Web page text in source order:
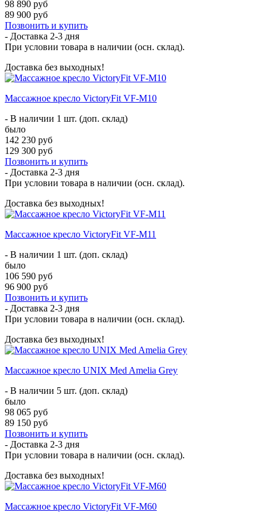
98 890 руб
89 900 руб
Позвонить и купить
- Доставка 2-3 дня
При условии товара в наличии (осн. склад).
Доставка без выходных!
Массажное кресло VictoryFit VF-M10
- В наличии 1 шт. (доп. склад)
было
142 230 руб
129 300 руб
Позвонить и купить
- Доставка 2-3 дня
При условии товара в наличии (осн. склад).
Доставка без выходных!
Массажное кресло VictoryFit VF-M11
- В наличии 1 шт. (доп. склад)
было
106 590 руб
96 900 руб
Позвонить и купить
- Доставка 2-3 дня
При условии товара в наличии (осн. склад).
Доставка без выходных!
Массажное кресло UNIX Med Amelia Grey
- В наличии 5 шт. (доп. склад)
было
98 065 руб
89 150 руб
Позвонить и купить
- Доставка 2-3 дня
При условии товара в наличии (осн. склад).
Доставка без выходных!
Массажное кресло VictoryFit VF-M60